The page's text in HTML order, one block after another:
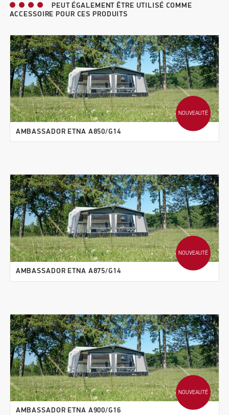
PEUT ÉGALEMENT ÊTRE UTILISÉ COMME
ACCESSOIRE POUR CES PRODUITS
NOUVEAUTÉ
AMBASSADOR ETNA A850/G14
NOUVEAUTÉ
AMBASSADOR ETNA A875/G14
NOUVEAUTÉ
AMBASSADOR ETNA A900/G16